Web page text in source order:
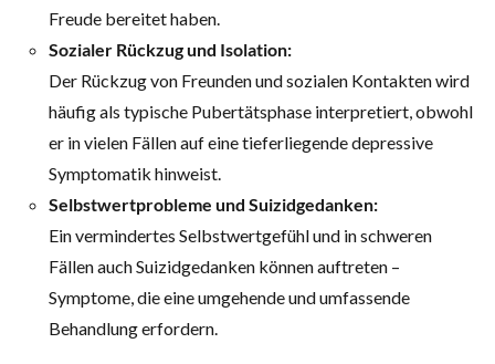
Freude bereitet haben.
Sozialer Rückzug und Isolation:
Der Rückzug von Freunden und sozialen Kontakten wird
häufig als typische Pubertätsphase interpretiert, obwohl
er in vielen Fällen auf eine tieferliegende depressive
Symptomatik hinweist.
Selbstwertprobleme und Suizidgedanken:
Ein vermindertes Selbstwertgefühl und in schweren
Fällen auch Suizidgedanken können auftreten –
Symptome, die eine umgehende und umfassende
Behandlung erfordern.